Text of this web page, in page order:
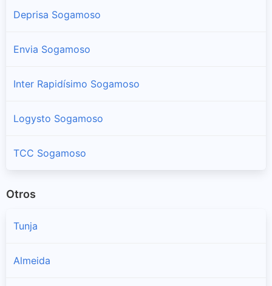
Deprisa Sogamoso
Envia Sogamoso
Inter Rapidísimo Sogamoso
Logysto Sogamoso
TCC Sogamoso
Otros
Tunja
Almeida